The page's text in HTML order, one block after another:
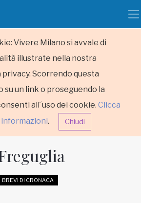
Vivere Milano si avvale di
illustrate nella nostra
Scorrendo questa
su un link o proseguendo la
all´uso dei cookie. Clicca
. Chiudi
BREVI DI CRONACA